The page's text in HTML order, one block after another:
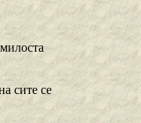
сите се